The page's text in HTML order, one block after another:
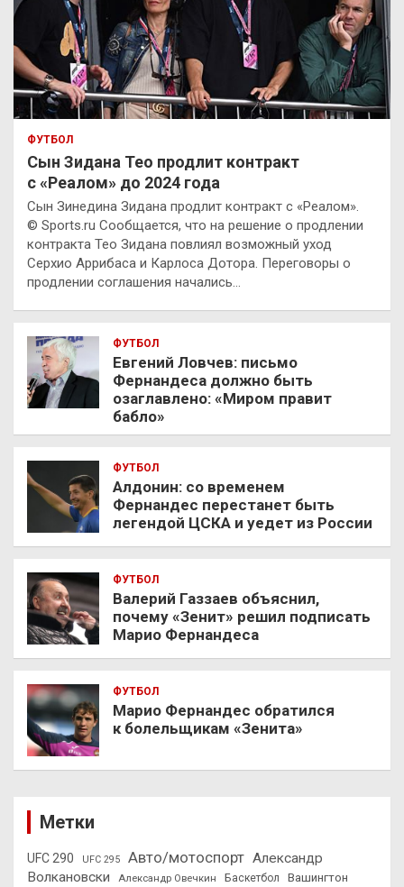
ФУТБОЛ
Сын Зидана Тео продлит контракт
с «Реалом» до 2024 года
Сын Зинедина Зидана продлит контракт с «Реалом».
© Sports.ru Сообщается, что на решение о продлении
контракта Тео Зидана повлиял возможный уход
Серхио Аррибаса и Карлоса Дотора. Переговоры о
продлении соглашения начались…
ФУТБОЛ
Евгений Ловчев: письмо
Фернандеса должно быть
озаглавлено: «Миром правит
бабло»
ФУТБОЛ
Алдонин: со временем
Фернандес перестанет быть
легендой ЦСКА и уедет из России
ФУТБОЛ
Валерий Газзаев объяснил,
почему «Зенит» решил подписать
Марио Фернандеса
ФУТБОЛ
Марио Фернандес обратился
к болельщикам «Зенита»
Метки
UFC 290 UFC 295 Авто/мотоспорт Александр
Волкановски
Александр Овечкин Баскетбол
Вашингтон